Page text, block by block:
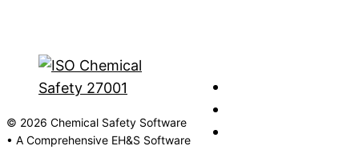
© 2026 Chemical Safety Software
• A Comprehensive EH&S Software